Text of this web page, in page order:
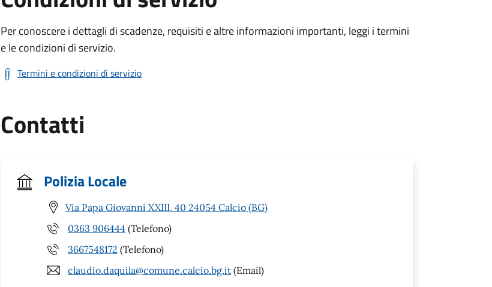
Per conoscere i dettagli di scadenze, requisiti e altre informazioni importanti, leggi i termini
e le condizioni di servizio.
Termini e condizioni di servizio
Contatti
Polizia Locale
Via Papa Giovanni XXIII, 40 24054 Calcio (BG)
0363 906444 (Telefono)
3667548172 (Telefono)
claudio.daquila@comune.calcio.bg.it (Email)